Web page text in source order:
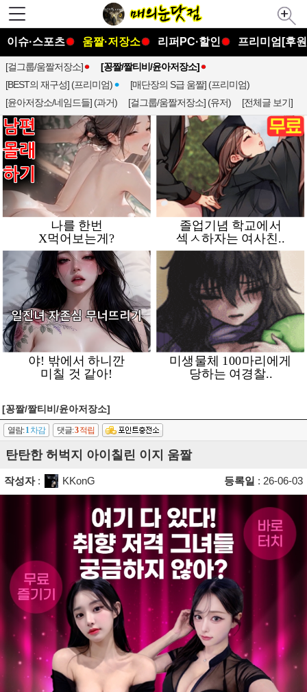
이슈·스포츠 움짤·저장소 리퍼PC·할인 프리미엄[후
[걸그룹/움짤저장소]
[꽁짤/짤티비/윤아저장소]
[BEST의 재구성] (프리미엄)
[매단장의 S급 움짤] (프리미엄)
[윤아저장소/네임드들] (과거)
[걸그룹/움짤저장소] (유저) [전체글 보기]
[꽁짤/짤티비/윤아저장소]
열람:1차감 댓글:3적립
탄탄한 허벅지 아이칠린 이지 움짤
작성자: KKonG 등록일 : 26-06-03